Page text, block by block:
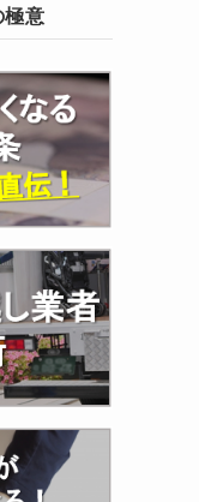
意